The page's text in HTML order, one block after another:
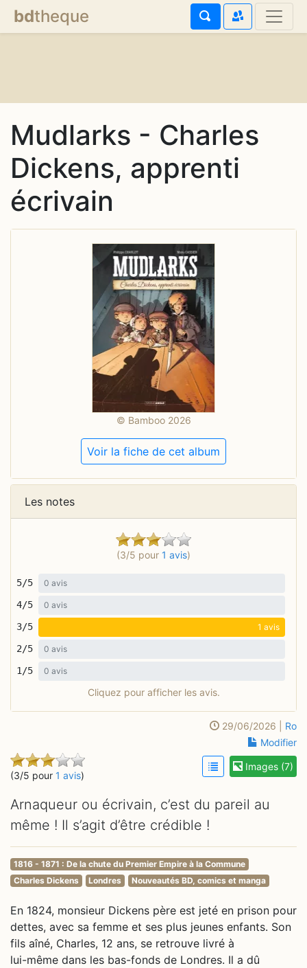
bdtheque
Mudlarks - Charles
Dickens, apprenti
écrivain
© Bamboo 2026
Voir la fiche de cet album
Les notes
(3/5 pour 1 avis)
5/5 0 avis
4/5 0 avis
3/5 1 avis
2/5 0 avis
1/5 0 avis
Cliquez pour afficher les avis.
29/06/2026 | Ro
Modifier
(3/5 pour 1 avis)
Images (7)
Arnaqueur ou écrivain, c’est du pareil au
même ! Il s’agit d’être crédible !
1816 - 1871 : De la chute du Premier Empire à la Commune
Charles Dickens
Londres Nouveautés BD, comics et manga
En 1824, monsieur Dickens père est jeté en prison pour
dettes, avec sa femme et ses plus jeunes enfants. Son
fils aîné, Charles, 12 ans, se retrouve livré à
lui-même dans les bas-fonds de Londres. Il a dû